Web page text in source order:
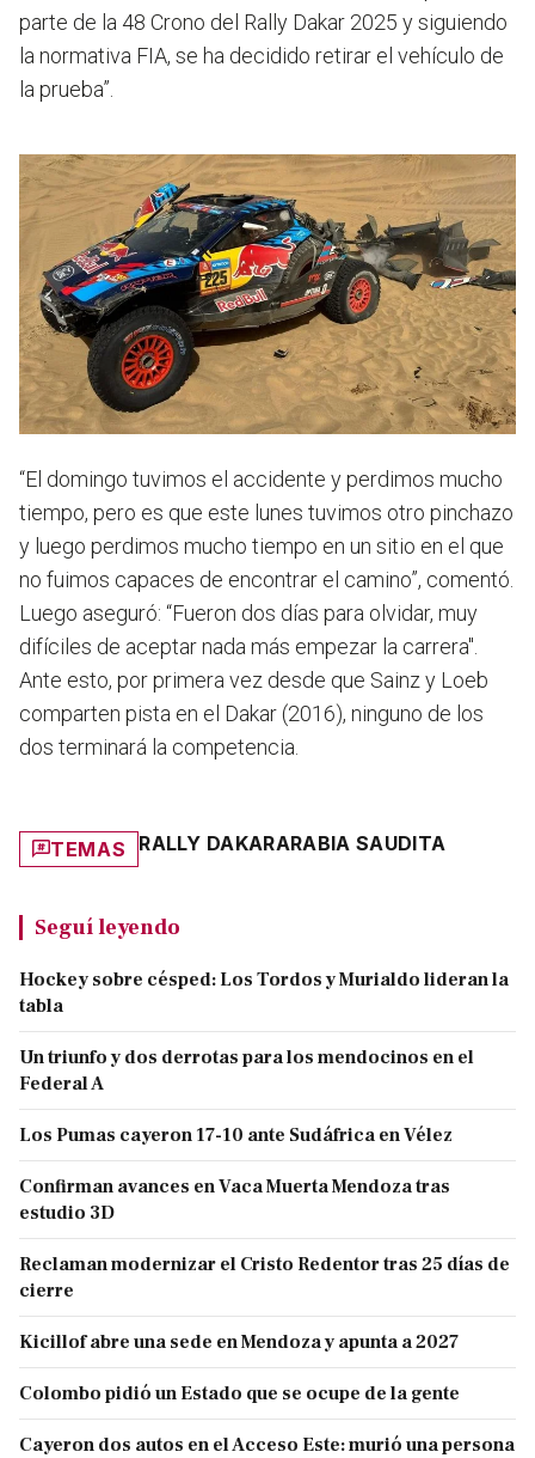
parte de la 48 Crono del Rally Dakar 2025 y siguiendo
la normativa FIA, se ha decidido retirar el vehículo de
la prueba”.
“El domingo tuvimos el accidente y perdimos mucho
tiempo, pero es que este lunes tuvimos otro pinchazo
y luego perdimos mucho tiempo en un sitio en el que
no fuimos capaces de encontrar el camino”, comentó.
Luego aseguró: “Fueron dos días para olvidar, muy
difíciles de aceptar nada más empezar la carrera".
Ante esto, por primera vez desde que Sainz y Loeb
comparten pista en el Dakar (2016), ninguno de los
dos terminará la competencia.
TEMAS RALLY DAKARARABIA SAUDITA
Seguí leyendo
Hockey sobre césped: Los Tordos y Murialdo lideran la
tabla
Un triunfo y dos derrotas para los mendocinos en el
Federal A
Los Pumas cayeron 17-10 ante Sudáfrica en Vélez
Confirman avances en Vaca Muerta Mendoza tras
estudio 3D
Reclaman modernizar el Cristo Redentor tras 25 días de
cierre
Kicillof abre una sede en Mendoza y apunta a 2027
Colombo pidió un Estado que se ocupe de la gente
Cayeron dos autos en el Acceso Este: murió una persona